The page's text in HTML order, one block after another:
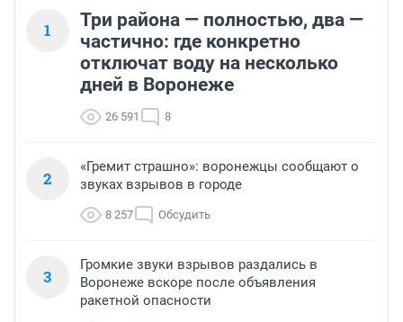
1
Три района — полностью, два —
частично: где конкретно
отключат воду на несколько
дней в Воронеже
26 591 8
2
«Гремит страшно»: воронежцы сообщают о
звуках взрывов в городе
8 257 Обсудить
3
Громкие звуки взрывов раздались в
Воронеже вскоре после объявления
ракетной опасности